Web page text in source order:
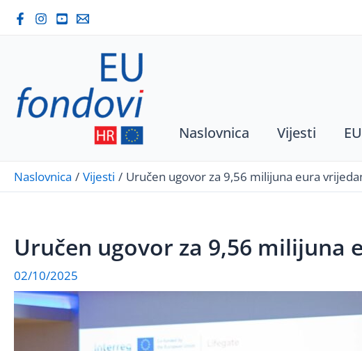
Skip
Naslovnica Vijesti
Naslovnica Vijesti Uručen ugovor za 9,56 milijuna eura
Uručen ugovor za 9,56 milijuna
02/10/2025